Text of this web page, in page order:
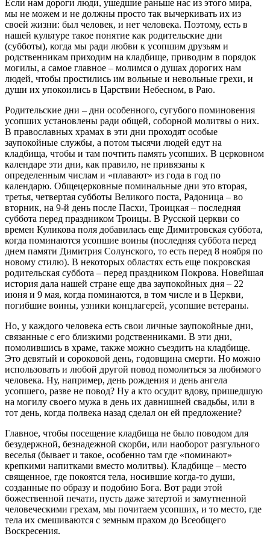
Если нам дороги люди, ушедшие раньше нас из этого мира,
мы не можем и не должны просто так вычеркивать их из
своей жизни: был человек, и нет человека. Поэтому, есть в
нашей культуре такое понятие как родительские дни
(субботы), когда мы ради любви к усопшим друзьям и
родственникам приходим на кладбище, приводим в порядок
могилы, а самое главное – молимся о душах дорогих нам
людей, чтобы простились им вольные и невольные грехи, и
души их упокоились в Царствии Небесном, в Раю.
Родительские дни – дни особенного, сугубого поминовения
усопших установлены ради общей, соборной молитвы о них.
В православных храмах в эти дни проходят особые
заупокойные службы, а потом тысячи людей едут на
кладбища, чтобы и там почтить память усопших. В церковном
календаре эти дни, как правило, не привязаны к
определенным числам и «плавают» из года в год по
календарю. Общецерковные поминальные дни это вторая,
третья, четвертая субботы Великого поста, Радоница – во
вторник, на 9-й день после Пасхи, Троицкая – последняя
суббота перед праздником Троицы. В Русской церкви со
времен Куликова поля добавилась еще Димитровская суббота,
когда поминаются усопшие воины (последняя суббота перед
днем памяти Димитрия Солунского, то есть перед 8 ноября по
новому стилю). В некоторых областях есть еще покровская
родительская суббота – перед праздником Покрова. Новейшая
история дала нашей стране еще два заупокойных дня – 22
июня и 9 мая, когда поминаются, в том числе и в Церкви,
погибшие воины, узники концлагерей, усопшие ветераны.
Но, у каждого человека есть свои личные заупокойные дни,
связанные с его близкими родственниками. В эти дни,
помолившись в храме, также можно съездить на кладбище.
Это девятый и сороковой день, годовщина смерти. Но можно
использовать и любой другой повод помолиться за любимого
человека. Ну, например, день рождения и день ангела
усопшего, разве не повод? Ну а кто осудит вдову, пришедшую
на могилу своего мужа в день их давнишней свадьбы, или в
тот день, когда полвека назад сделал он ей предложение?
Главное, чтобы посещение кладбища не было поводом для
безудержной, безнадежной скорби, или наоборот разгульного
веселья (бывает и такое, особенно там где «поминают»
крепкими напитками вместо молитвы). Кладбище – место
священное, где покоятся тела, носившие когда-то души,
созданные по образу и подобию Бога. Вот ради этой
божественной печати, пусть даже затертой и замутненной
человеческими грехам, мы почитаем усопших, и то место, где
тела их смешиваются с земным прахом до Всеобщего
Воскресения.